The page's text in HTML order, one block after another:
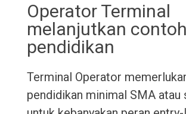
Operator Terminal
melanjutkan contoh
pendidikan
Terminal Operator
pendidikan minimal SMA atau